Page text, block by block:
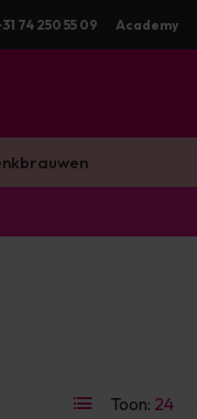
BTW Voor 16:00
74 250 55 09 Academy
Toon: